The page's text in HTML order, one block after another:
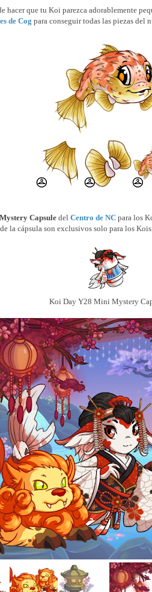
hacer que tu Koi parezca adorablemente
de Cog para conseguir todas las piezas del
Capsuledel Centro de NC para los
la cápsula son exclusivos solo para los
Koi Day Y28 Mini Mystery